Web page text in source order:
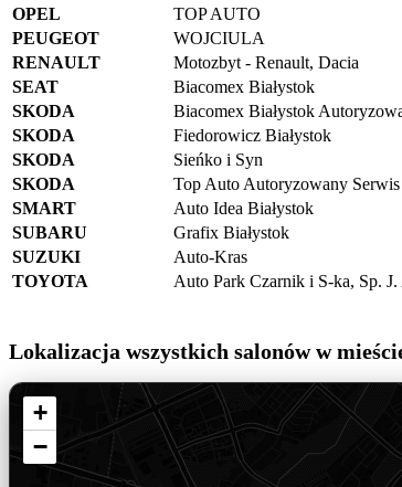
OPEL
TOP AUTO
PEUGEOT
WOJCIULA
RENAULT
Motozbyt - Renault, Dacia
SEAT
Biacomex Białystok
SKODA
Biacomex Białystok
SKODA
Fiedorowicz Białystok
SKODA
Sieńko i Syn
SKODA
Top Auto Autoryzowany Serwis
SMART
Auto Idea Białystok
SUBARU
Grafix Białystok
SUZUKI
Auto-Kras
TOYOTA
Auto Park Czarnik i S-ka, Sp.
Lokalizacja wszystkich salonów w
+
−